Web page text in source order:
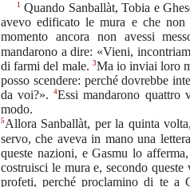
1 Quando Sanballàt, Tobia e
avevo edificato le mura e che non
momento ancora non avessi
mandarono a dire: «Vieni,
di farmi del male. 3Ma io inviai loro
posso scendere: perché dovrebbe
da voi?».4Essi mandarono quattro
modo.
5Allora Sanballàt, per la quinta
servo, che aveva in mano una
queste nazioni, e Gasmu lo
costruisci le mura e, secondo
profeti, perché proclamino di te a